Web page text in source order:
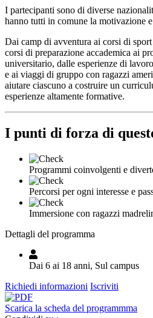
I partecipanti sono di diverse
hanno tutti in comune la motivazione
Dai camp di avventura ai corsi di
corsi di preparazione accademica ai
universitario, dalle esperienze di
e ai viaggi di gruppo con ragazzi
aiutare ciascuno a costruire un
esperienze altamente formative.
I punti di forza di
Programmi coinvolgenti e
Percorsi per ogni interesse e
Immersione con ragazzi
Dettagli del programma
Dai 6 ai 18 anni, Sul campus
Richiedi informazioni Iscriviti
Scarica la scheda del programmma